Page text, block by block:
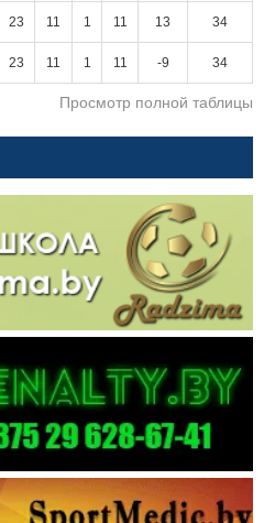
23 11 1 11 13 34
23 11 1 11 -9 34
Просмотр полной таблицы